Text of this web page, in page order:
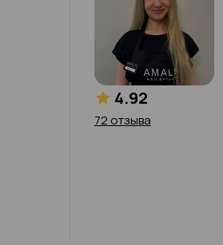
4.92
72 отзыва